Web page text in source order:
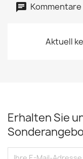
Aktuell
Erhalten Sie